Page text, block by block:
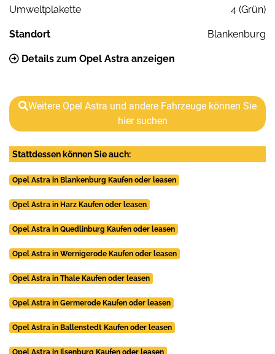
Umweltplakette
4 (Grün)
Standort Blankenburg
Details zum Opel Astra anzeigen
Weitere Opel Astra und andere Fahrzeuge können Sie
hier suchen
Stattdessen können Sie auch:
Opel Astra in Blankenburg Kaufen oder leasen
Opel Astra in Harz Kaufen oder leasen
Opel Astra in Quedlinburg Kaufen oder leasen
Opel Astra in Wernigerode Kaufen oder leasen
Opel Astra in Thale Kaufen oder leasen
Opel Astra in Germerode Kaufen oder leasen
Opel Astra in Ballenstedt Kaufen oder leasen